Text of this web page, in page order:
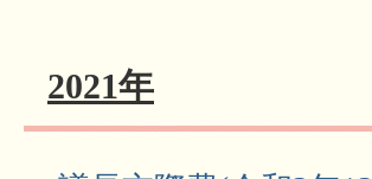
2021年